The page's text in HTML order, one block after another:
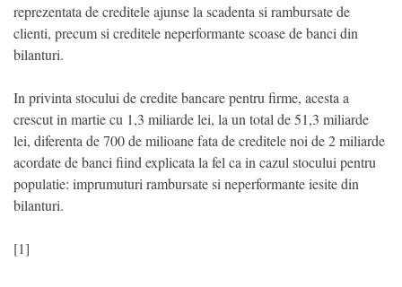
reprezentata de creditele ajunse la scadenta si rambursate de
clienti, precum si creditele neperformante scoase de banci din
bilanturi.
In privinta stocului de credite bancare pentru firme, acesta a
crescut in martie cu 1,3 miliarde lei, la un total de 51,3 miliarde
lei, diferenta de 700 de milioane fata de creditele noi de 2 miliarde
acordate de banci fiind explicata la fel ca in cazul stocului pentru
populatie: imprumuturi rambursate si neperformante iesite din
bilanturi.
[1]